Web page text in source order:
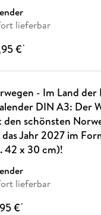
lieferbar
€*
- Im Land
DIN A3: Der
den schönsten
Jahr 2027 im
42 x 30 cm)!
lieferbar
€*